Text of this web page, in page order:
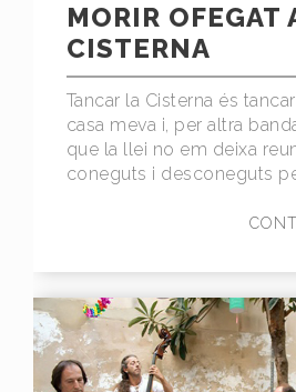
MORIR OFEGAT
CISTERNA
Tancar la Cisterna és
casa meva i, per altra
que la llei no em deixa
coneguts i desconeguts